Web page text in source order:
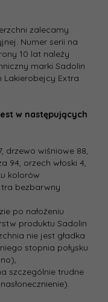
zalecamy
Numer serii na
10 lat należy
marki Sadolin
Lakierobejcy Extra
w następujących
drzewo wiśniowe 88,
94, orzech włoski 4,
kolorów
bezbarwny
po nałożeniu
produktu Sadolin
nie jest gładka
stopnia połysku
szczególnie trudne